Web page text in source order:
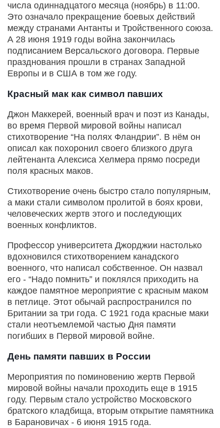
числа одиннадцатого месяца (ноябрь) в 11:00.
Это означало прекращение боевых действий
между странами Антанты и Тройственного союза.
А 28 июня 1919 годы война закончилась
подписанием Версальского договора. Первые
празднования прошли в странах Западной
Европы и в США в том же году.
Красный мак как символ павших
Джон Маккерей, военный врач и поэт из Канады,
во время Первой мировой войны написал
стихотворение “На полях Фландрии”. В нём он
описал как похоронил своего близкого друга
лейтенанта Алексиса Хелмера прямо посреди
поля красных маков.
Стихотворение очень быстро стало популярным,
а маки стали символом пролитой в боях крови,
человеческих жертв этого и последующих
военных конфликтов.
Профессор университета Джорджии настолько
вдохновился стихотворением канадского
военного, что написал собственное. Он назвал
его - “Надо помнить” и поклялся приходить на
каждое памятное мероприятие с красным маком
в петлице. Этот обычай распространился по
Британии за три года. С 1921 года красные маки
стали неотъемлемой частью Дня памяти
погибших в Первой мировой войне.
День памяти павших в России
Мероприятия по поминовению жертв Первой
мировой войны начали проходить еще в 1915
году. Первым стало устройство Московского
братского кладбища, вторым открытие памятника
в Барановичах - 6 июня 1915 года.